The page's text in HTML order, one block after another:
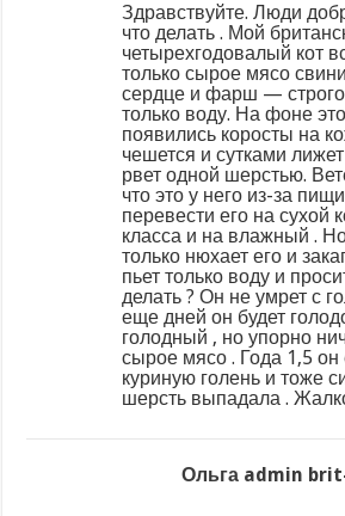
Здравствуйте. Люди
что делать . Мой
четырехгодовалый кот
только сырое мясо
сердце и фарш —
только воду. На фоне
появились коросты на
чешется и сутками
рвет одной шерстью.
что это у него из-за
перевести его на сухой
класса и на влажный .
только нюхает его и
пьет только воду и
делать ? Он не умрет с
еще дней он будет
голодный , но упорно
сырое мясо . Года 1,5
куриную голень и тоже
шерсть выпадала .
Ольга admin